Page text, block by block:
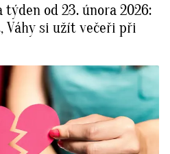
od 23. února 2026:
Váhy si užít večeři při